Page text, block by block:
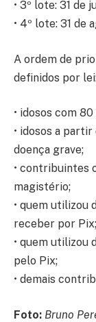
• 3º lote: 31 de
• 4º lote: 31 de
A ordem de
definidos por
• idosos com
• idosos a
doença grave;
• contribuintes
magistério;
• quem utilizou
receber por Pix;
• quem utilizou
pelo Pix;
• demais
Foto: Bruno